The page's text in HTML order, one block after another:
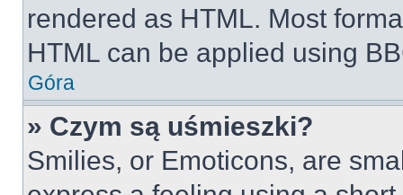
rendered as HTML. Most
HTML can be applied using
Góra
» Czym są uśmieszki?
Smilies, or Emoticons, are